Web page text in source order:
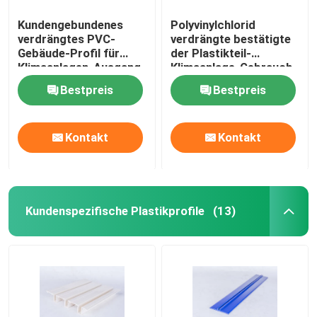
Kundengebundenes
verdrängtes PVC-
Gebäude-Profil für
Klimaanlagen-Ausgang
Bestpreis
Kontakt
Polyvinylchlorid
verdrängte bestätigte
der Plastikteil-
Klimaanlage-Gebrauch
ISO9001
Bestpreis
Kontakt
Kundenspezifische Plastikprofile (13)